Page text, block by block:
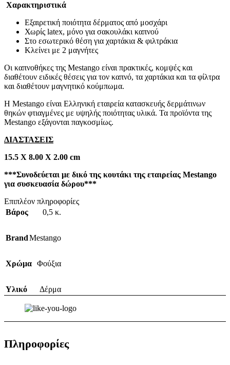
Χαρακτηριστικά
Εξαιρετική ποιότητα δέρματος από μοσχάρι
Χωρίς latex, μόνο για σακουλάκι καπνού
Στο εσωτερικό θέση για χαρτάκια & φιλτράκια
Κλείνει με 2 μαγνήτες
Οι καπνοθήκες της Mestango είναι πρακτικές, κομψές και
διαθέτουν ειδικές θέσεις για τον καπνό, τα χαρτάκια και τα φίλτρα
και διαθέτουν μαγνητικό κούμπωμα.
Η Mestango είναι Ελληνική εταιρεία κατασκευής δερμάτινων
θηκών φτιαγμένες με υψηλής ποιότητας υλικά. Τα προϊόντα της
Mestango εξάγονται παγκοσμίως.
ΔΙΑΣΤΑΣΕΙΣ
15.5 Χ 8.00 Χ 2.00 cm
***Συνοδεύεται με δικό της κουτάκι της εταιρείας Mestango
για συσκευασία δώρου***
Επιπλέον πληροφορίες
Βάρος
0,5 κ.
BrandMestango
Χρώμα Φούξια
Υλικό Δέρμα
Πληροφορίες